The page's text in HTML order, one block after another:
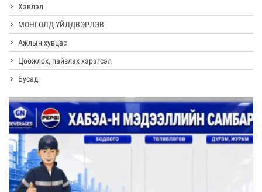
Хэвлэл
МОНГОЛД ҮЙЛДВЭРЛЭВ
Ажлын хувцас
Цоожлох, пайзлах хэрэгсэл
Бусад